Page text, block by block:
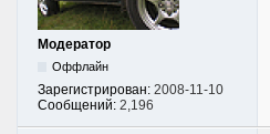
Модератор
Оффлайн
Зарегистрирован: 2008-11-10
Сообщений: 2,196